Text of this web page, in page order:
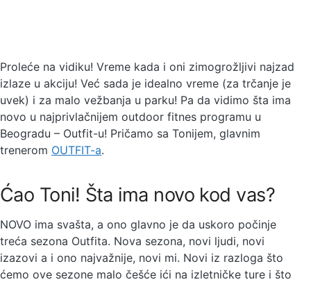
Proleće na vidiku! Vreme kada i oni zimogrožljivi najzad
izlaze u akciju! Već sada je idealno vreme (za trčanje je
uvek) i za malo vežbanja u parku! Pa da vidimo šta ima
novo u najprivlačnijem outdoor fitnes programu u
Beogradu – Outfit-u! Pričamo sa Tonijem, glavnim
trenerom OUTFIT-a.
Ćao Toni! Šta ima novo kod vas?
NOVO ima svašta, a ono glavno je da uskoro počinje
treća sezona Outfita. Nova sezona, novi ljudi, novi
izazovi a i ono najvažnije, novi mi. Novi iz razloga što
ćemo ove sezone malo češće ići na izletničke ture i što